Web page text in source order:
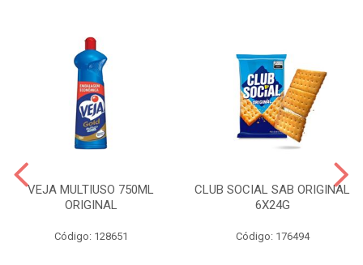
VEJA MULTIUSO 750ML
ORIGINAL
Código: 128651
CLUB SOCIAL SAB ORIGINAL
6X24G
Código: 176494